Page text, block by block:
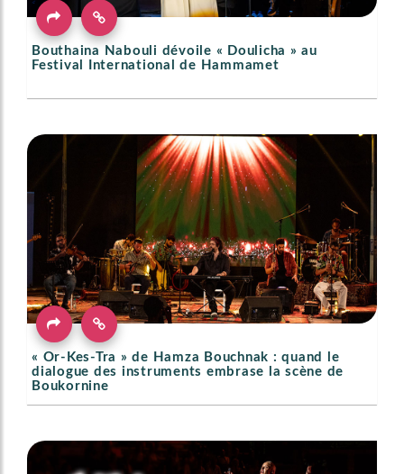
Bouthaina Nabouli dévoile « Doulicha » au
Festival International de Hammamet
« Or-Kes-Tra » de Hamza Bouchnak : quand le
dialogue des instruments embrase la scène de
Boukornine